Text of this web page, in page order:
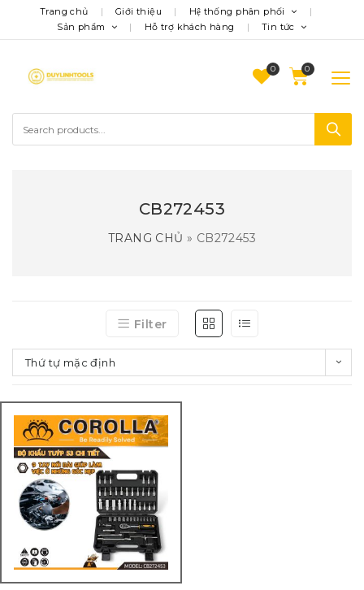
Trang chủ Giới thiệu
Hệ thống phân phối
Sản phẩm
Hỗ trợ khách hàng Tin tức
0
CB272453
TRANG CHỦ » CB272453
Filter
Thứ tự mặc định